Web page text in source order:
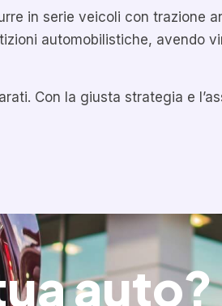
in serie veicoli con trazione
automobilistiche, avendo
Con la giusta strategia e
auto?